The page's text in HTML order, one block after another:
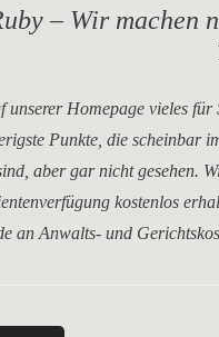
– Wir
unserer Homepage vieles
Punkte, die scheinbar
aber gar nicht gesehen.
kostenlos
an Anwalts- und